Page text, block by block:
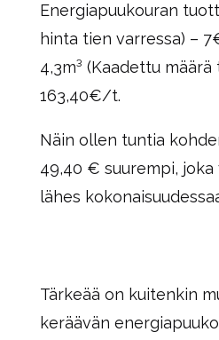
Energiapuukouran
hinta tien varressa) –
4,3m³ (Kaadettu määrä
163,40€/t.
Näin ollen tuntia
49,40 € suurempi, joka
lähes
Tärkeää on kuitenkin
keräävän